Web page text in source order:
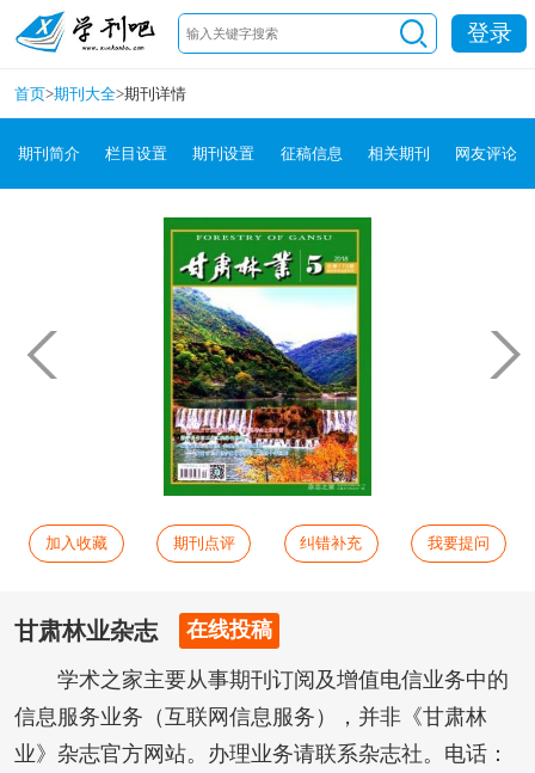
登录
首页>期刊大全>期刊详情
期刊简介 栏目设置 期刊设置 征稿信息 相关期刊 网友评论
加入收藏 期刊点评 纠错补充 我要提问
甘肃林业杂志 在线投稿
学术之家主要从事期刊订阅及增值电信业务中的
信息服务业务（互联网信息服务），并非《甘肃林
业》杂志官方网站。办理业务请联系杂志社。电话：